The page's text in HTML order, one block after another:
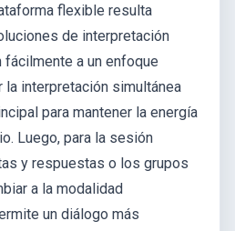
flexible resulta
de interpretación
a un enfoque
interpretación simultánea
para mantener la energía
Luego, para la sesión
y respuestas o los grupos
a la modalidad
un diálogo más